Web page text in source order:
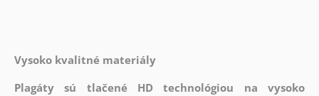
Vysoko kvalitné materiály
Plagáty sú tlačené HD technológiou na vysoko